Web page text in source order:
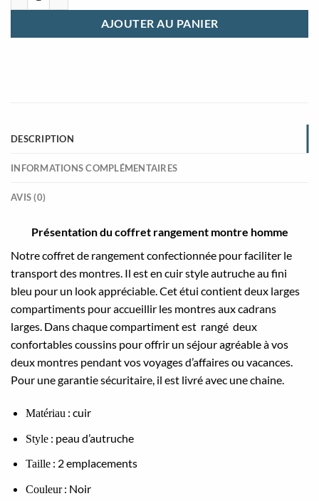
AJOUTER AU PANIER
DESCRIPTION
INFORMATIONS COMPLÉMENTAIRES
AVIS (0)
Présentation du coffret rangement montre homme
Notre coffret de rangement confectionnée pour faciliter le
transport des montres. Il est en cuir style autruche au fini
bleu pour un look appréciable. Cet étui contient deux larges
compartiments pour accueillir les montres aux cadrans
larges. Dans chaque compartiment est rangé deux
confortables coussins pour offrir un séjour agréable à vos
deux montres pendant vos voyages d’affaires ou vacances.
Pour une garantie sécuritaire, il est livré avec une chaine.
Matériau : cuir
Style: peau d’autruche
Taille: 2 emplacements
Couleur: Noir